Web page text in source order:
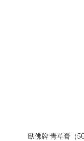
臥佛牌 青草膏（